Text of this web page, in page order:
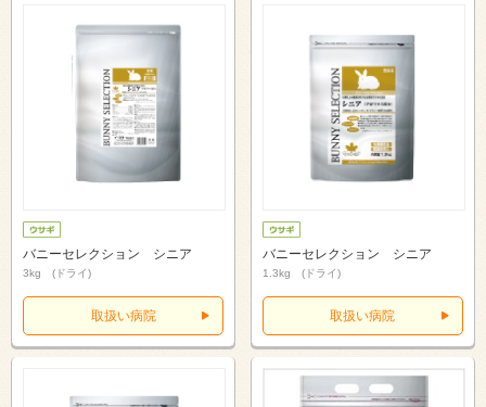
バニーセレクション シニア
3kg (ドライ)
取扱い病院
バニーセレクション シニア
1.3kg (ドライ)
取扱い病院